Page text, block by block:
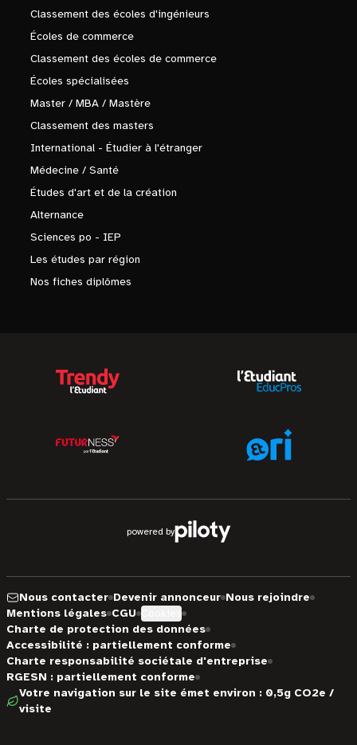
Classement des écoles d'ingénieurs
Écoles de commerce
Classement des écoles de commerce
Écoles spécialisées
Master / MBA / Mastère
Classement des masters
International - Étudier à l'étranger
Médecine / Santé
Études d'art et de la création
Alternance
Sciences po - IEP
Les études par région
Nos fiches diplômes
powered by
Nous contacter Devenir annonceur Nous rejoindre
Mentions légales CGU
Charte de protection des données
Accessibilité : partiellement conforme
Charte responsabilité sociétale d'entreprise
RGESN : partiellement conforme
Votre navigation sur le site émet environ : 0,5g CO2e /
visite